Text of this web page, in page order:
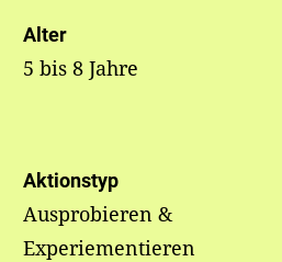
Alter
5 bis 8 Jahre
Aktionstyp
Ausprobieren &
Experiementieren